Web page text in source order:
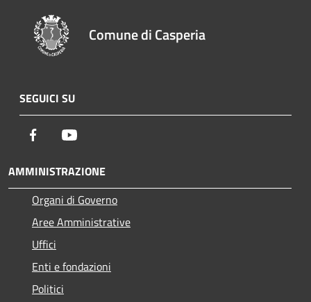
Comune di Casperia
SEGUICI SU
Facebook
AMMINISTRAZIONE
Organi di Governo
Aree Amministrative
Uffici
Enti e fondazioni
Politici